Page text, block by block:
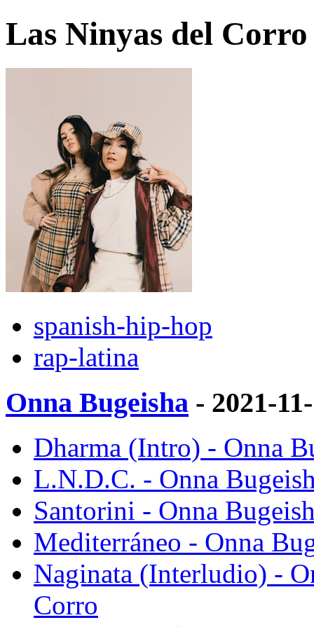
Las Ninyas del Corro
spanish-hip-hop
rap-latina
Onna Bugeisha - 2021-
Dharma (Intro) - Onna
L.N.D.C. - Onna
Santorini - Onna
Mediterráneo - Onna
Naginata (Interludio) -
Corro